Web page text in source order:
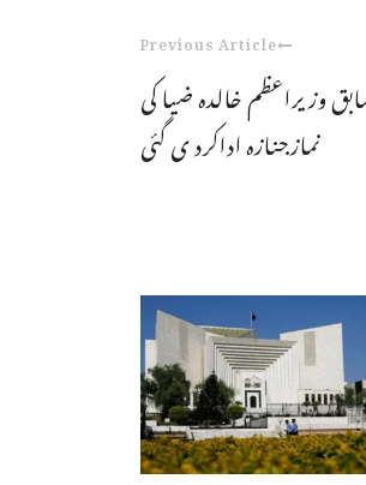
Previous Article
وزیراعظم خالدہ ضیا کی
نمازجنازہ اداکرد ی گئی